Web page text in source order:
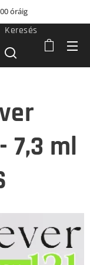
óráig
Keresés
7,3 ml